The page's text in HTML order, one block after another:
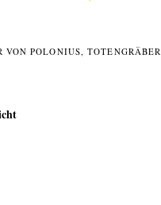
VON POLONIUS, TOTENGRÄBER